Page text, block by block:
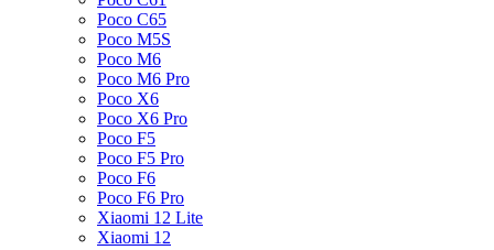
Poco C65
Poco M5S
Poco M6
Poco M6 Pro
Poco X6
Poco X6 Pro
Poco F5
Poco F5 Pro
Poco F6
Poco F6 Pro
Xiaomi 12 Lite
Xiaomi 12